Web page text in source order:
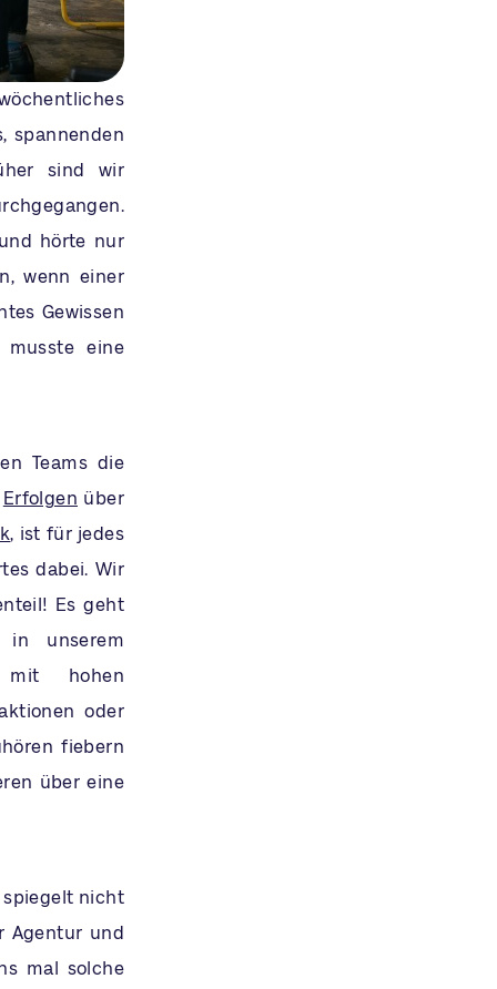
spannenden
sind wir
hörte nur
wenn einer
Gewissen
eine
Teams die
Erfolgen über
, ist für jedes
dabei. Wir
Es geht
in unserem
mit hohen
oder
fiebern
über eine
spiegelt nicht
Agentur und
mal solche